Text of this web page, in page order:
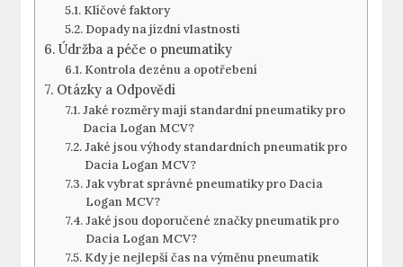
Klíčové faktory
Dopady na jízdní vlastnosti
Údržba a péče o pneumatiky
Kontrola dezénu a opotřebení
Otázky a Odpovědi
Jaké rozměry mají standardní pneumatiky pro
Dacia Logan MCV?
Jaké jsou výhody standardních pneumatik pro
Dacia Logan MCV?
Jak vybrat správné pneumatiky pro Dacia
Logan MCV?
Jaké jsou doporučené značky pneumatik pro
Dacia Logan MCV?
Kdy je nejlepší čas na výměnu pneumatik